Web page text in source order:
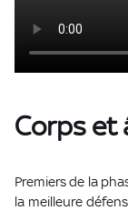
Corps et
Premiers de la
la meilleure